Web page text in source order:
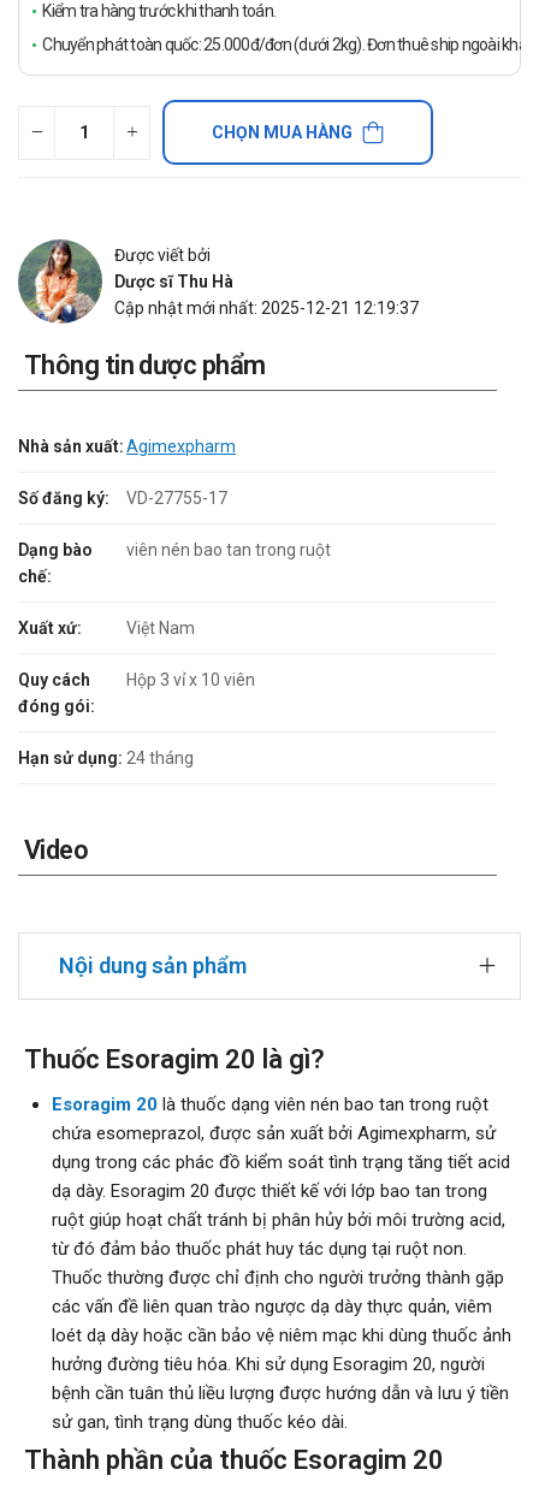
Kiểm tra hàng trước khi thanh toán.
Chuyển phát toàn quốc: 25.000đ/đơn (dưới 2kg). Đơn thuê ship ngoài
CHỌN MUA HÀNG
Được viết bởi
Dược sĩ Thu Hà
Cập nhật mới nhất: 2025-12-21 12:19:37
Thông tin dược phẩm
Nhà sản xuất:Agimexpharm
Số đăng ký: VD-27755-17
Dạng bào
chế:
viên nén bao tan trong ruột
Xuất xứ: Việt Nam
Quy cách
đóng gói:
Hộp 3 vỉ x 10 viên
Hạn sử dụng: 24 tháng
Video
Nội dung sản phẩm
Thuốc Esoragim 20 là gì?
Esoragim 20là thuốc dạng viên nén bao tan trong ruột
chứa esomeprazol, được sản xuất bởi Agimexpharm, sử
dụng trong các phác đồ kiểm soát tình trạng tăng tiết acid
dạ dày. Esoragim 20 được thiết kế với lớp bao tan trong
ruột giúp hoạt chất tránh bị phân hủy bởi môi trường acid,
từ đó đảm bảo thuốc phát huy tác dụng tại ruột non.
Thuốc thường được chỉ định cho người trưởng thành gặp
các vấn đề liên quan trào ngược dạ dày thực quản, viêm
loét dạ dày hoặc cần bảo vệ niêm mạc khi dùng thuốc ảnh
hưởng đường tiêu hóa. Khi sử dụng Esoragim 20, người
bệnh cần tuân thủ liều lượng được hướng dẫn và lưu ý tiền
sử gan, tình trạng dùng thuốc kéo dài.
Thành phần của thuốc Esoragim 20